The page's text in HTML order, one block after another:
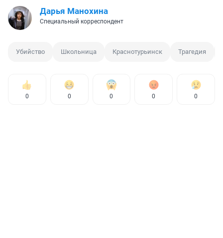
Дарья Манохина
Специальный корреспондент
Убийство Школьница Краснотурьинск Трагедия
0 0 0 0 0